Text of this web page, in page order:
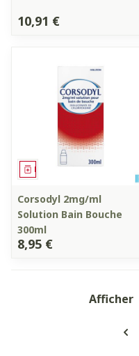
10,91 €
Médicament
Corsodyl 2mg/ml
Solution Bain Bouche
300ml
8,95 €
Afficher